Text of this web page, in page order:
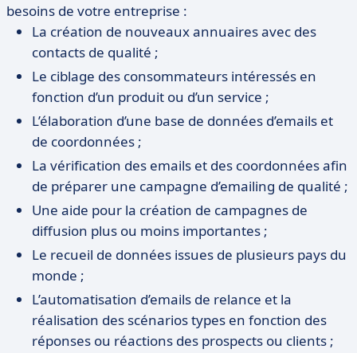
besoins de votre entreprise :
La création de nouveaux annuaires avec des
contacts de qualité ;
Le ciblage des consommateurs intéressés en
fonction d’un produit ou d’un service ;
L’élaboration d’une base de données d’emails et
de coordonnées ;
La vérification des emails et des coordonnées afin
de préparer une campagne d’emailing de qualité ;
Une aide pour la création de campagnes de
diffusion plus ou moins importantes ;
Le recueil de données issues de plusieurs pays du
monde ;
L’automatisation d’emails de relance et la
réalisation des scénarios types en fonction des
réponses ou réactions des prospects ou clients ;